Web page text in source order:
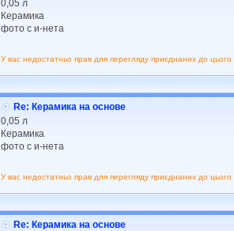
0,05 л
Керамика
фото с и-нета
У вас недостатньо прав для перегляду приєднаних до цього
Re: Керамика на основе
0,05 л
Керамика
фото с и-нета
У вас недостатньо прав для перегляду приєднаних до цього
Re: Керамика на основе